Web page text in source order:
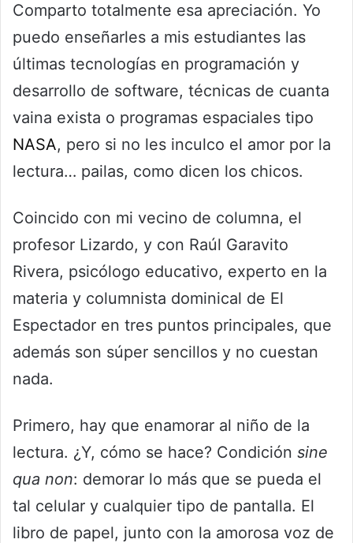
Comparto totalmente esa apreciación. Yo
puedo enseñarles a mis estudiantes las
últimas tecnologías en programación y
desarrollo de software, técnicas de cuanta
vaina exista o programas espaciales tipo
NASA, pero si no les inculco el amor por la
lectura… pailas, como dicen los chicos.
Coincido con mi vecino de columna, el
profesor Lizardo, y con Raúl Garavito
Rivera, psicólogo educativo, experto en la
materia y columnista dominical de El
Espectador en tres puntos principales, que
además son súper sencillos y no cuestan
nada.
Primero, hay que enamorar al niño de la
lectura. ¿Y, cómo se hace? Condición sine
qua non: demorar lo más que se pueda el
tal celular y cualquier tipo de pantalla. El
libro de papel, junto con la amorosa voz de